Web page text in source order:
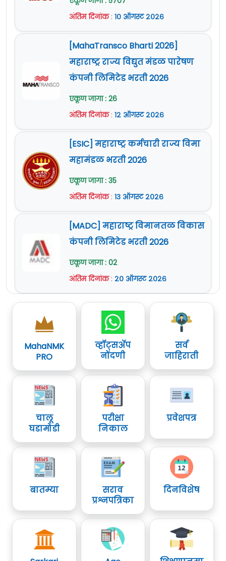
अधिक माहिती
अंतिम दिनांक: १० ऑगस्ट २०२६
[MahaTransco Bharti 2026]
महाराष्ट्र राज्य विद्युत मंडळ पारेषण
कंपनी लिमिटेड भरती 2026
एकूण जागा : 26
अंतिम दिनांक: १२ ऑगस्ट २०२६
[ESIC] महाराष्ट्र कर्मचारी राज्य विमा
महामंडळ भरती 2026
एकूण जागा : 35
अंतिम दिनांक: १३ ऑगस्ट २०२६
[MADC] महाराष्ट्र विमानतळ विकास
कंपनी लिमिटेड भरती 2026
एकूण जागा : 02
अंतिम दिनांक: २० ऑगस्ट २०२६
MahaNMK
PRO
व्हॉट्सॲप
नोंदणी
सर्व
जाहिराती
चालू
घडामोडी
परीक्षा
निकाल
प्रवेशपत्र
बातम्या
सराव
प्रश्नपत्रिका
दिनविशेष